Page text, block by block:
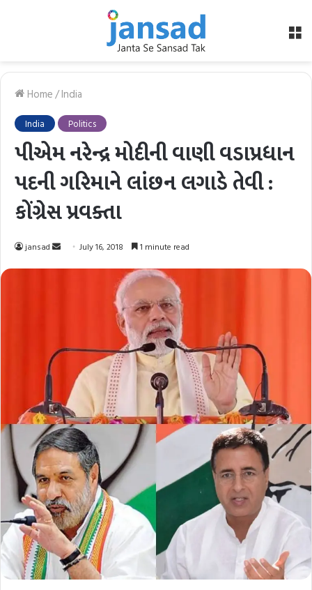
Home/India
India Politics
પીએમ નરેન્દ્ર મોદીની વાણી વડાપ્રધાન
પદની ગરિમાને લાંછન લગાડે તેવી :
કોંગ્રેસ પ્રવક્તા
jansad
Send July 16, 2018 1 minute read